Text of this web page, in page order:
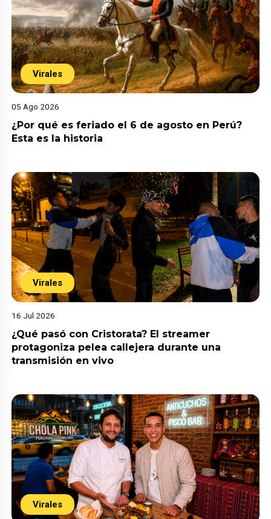
Virales
05 Ago 2026
¿Por qué es feriado el 6 de agosto en Perú?
Esta es la historia
Virales
16 Jul 2026
¿Qué pasó con Cristorata? El streamer
protagoniza pelea callejera durante una
transmisión en vivo
Virales